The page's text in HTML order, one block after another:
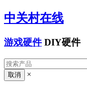
中关村在线
游戏硬件 DIY硬件
×